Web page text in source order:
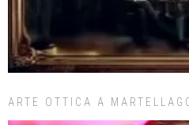
ARTE OTTICA A